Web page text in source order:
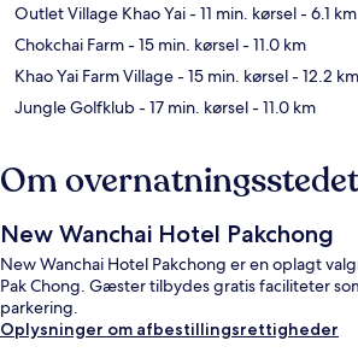
Outlet Village Khao Yai- 11 min. kørsel- 6.1 km
Chokchai Farm- 15 min. kørsel- 11.0 km
Khao Yai Farm Village- 15 min. kørsel- 12.2 km
Jungle Golfklub- 17 min. kørsel- 11.0 km
Om overnatningsstedet
New Wanchai Hotel Pakchong
New Wanchai Hotel Pakchong er en oplagt
Pak Chong. Gæster tilbydes gratis faciliteter
parkering.
Oplysninger om afbestillingsrettigheder